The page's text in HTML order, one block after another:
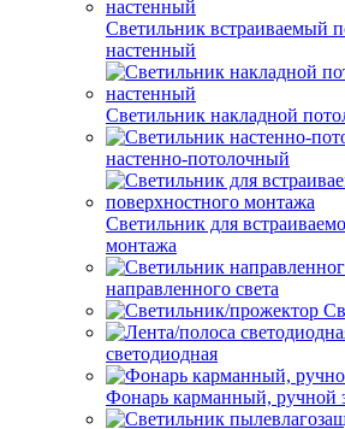
Светильник встраиваемый
настенный
Светильник накладной
настенно-потолочный
Светильник для
монтажа
направленного света
светодиодная
Фонарь карманный, ручной